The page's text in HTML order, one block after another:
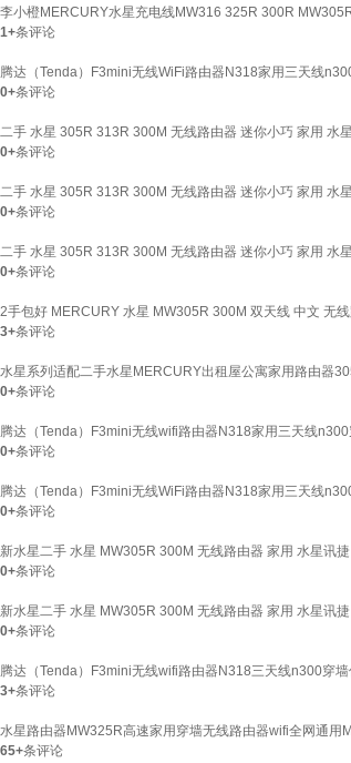
李小橙MERCURY水星充电线MW316 325R 300R
1+条评论
腾达（Tenda）F3mini无线WiFi路由器N318家用三天线
0+条评论
二手 水星 305R 313R 300M 无线路由器 迷你小巧 家用 水
0+条评论
二手 水星 305R 313R 300M 无线路由器 迷你小巧 家用 水
0+条评论
二手 水星 305R 313R 300M 无线路由器 迷你小巧 家用 水
0+条评论
2手包好 MERCURY 水星 MW305R 300M 双天线 中文 无
3+条评论
水星系列适配二手水星MERCURY出租屋公寓家用路由器
0+条评论
腾达（Tenda）F3mini无线wifi路由器N318家用三天线
0+条评论
腾达（Tenda）F3mini无线WiFi路由器N318家用三天线
0+条评论
新水星二手 水星 MW305R 300M 无线路由器 家用 水星讯
0+条评论
新水星二手 水星 MW305R 300M 无线路由器 家用 水星讯
0+条评论
腾达（Tenda）F3mini无线wifi路由器N318三天线n300穿墙
3+条评论
水星路由器MW325R高速家用穿墙无线路由器wifi全网通
65+条评论